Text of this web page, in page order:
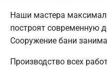
Наши мастера
построят современную
Сооружение бани
Производство всех